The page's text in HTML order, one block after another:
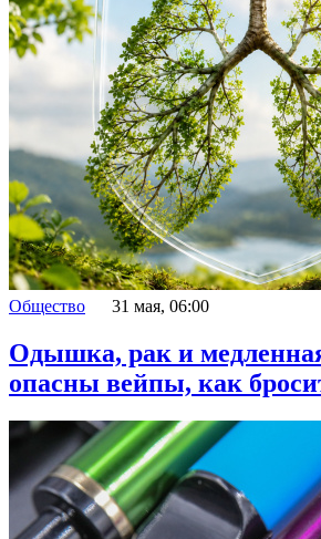
Общество 31 мая, 06:00
Одышка, рак и
опасны вейпы, как